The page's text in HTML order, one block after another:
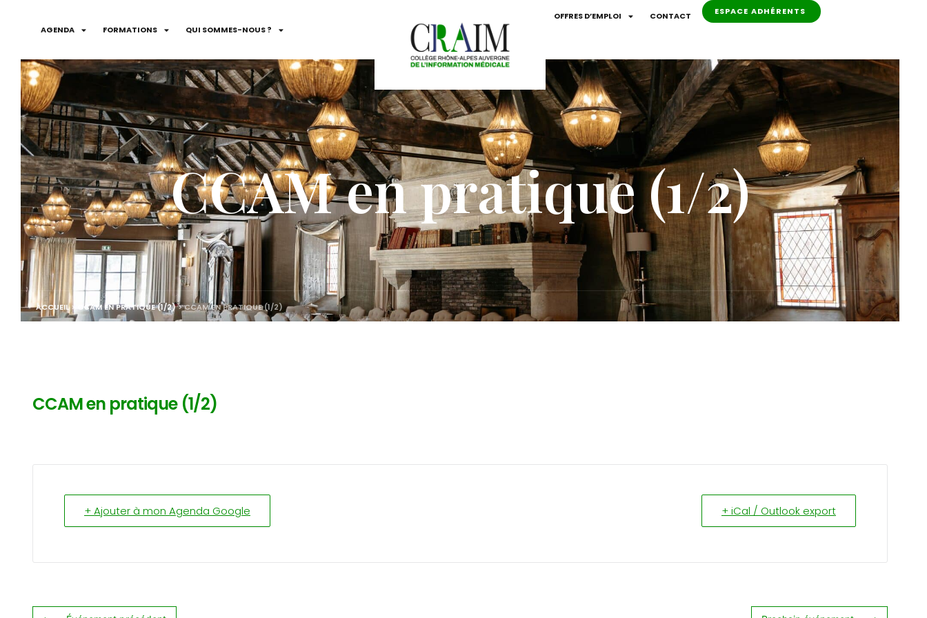
AGENDA FORMATIONS QUI SOMMES-NOUS ?
OFFRES D’EMPLOI CONTACT ESPACE ADHÉRENTS
CCAM en pratique (1/2)
ACCUEIL> CCAM EN PRATIQUE (1/2)>CCAM EN PRATIQUE (1/2)
CCAM en pratique (1/2)
+ Ajouter à mon Agenda Google + iCal / Outlook export